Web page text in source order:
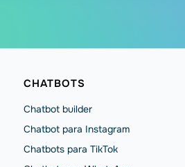
CHATBOTS
Chatbot builder
Chatbot para Instagram
Chatbots para TikTok